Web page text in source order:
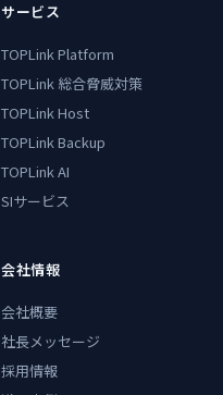
サービス
TOPLink Platform
TOPLink 総合脅威対策
TOPLink Host
TOPLink Backup
TOPLink AI
SIサービス
会社情報
会社概要
社長メッセージ
採用情報